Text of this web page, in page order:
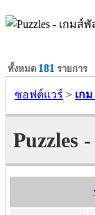
ทั้งหมด 181 รายการ
ซอฟต์แวร์ > เก
Puzzles